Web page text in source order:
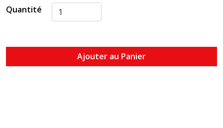
Quantité
Ajouter au Panier